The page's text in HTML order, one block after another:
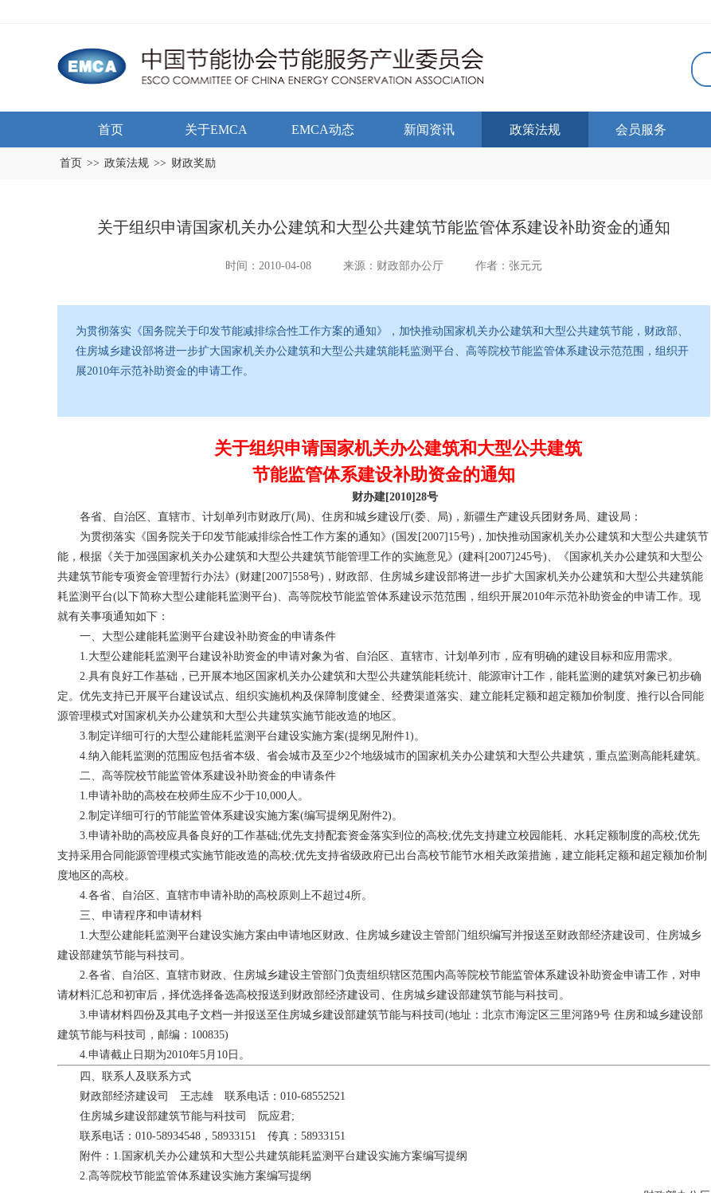
首页 关于EMCA EMCA动态 新闻资讯 政策法规 会员服务
首页 >> 政策法规 >> 财政奖励
关于组织申请国家机关办公建筑和大型公共建筑节能监管体系建设补助资金的通知
时间：2010-04-08 来源：财政部办公厅 作者：张元元
为贯彻落实《国务院关于印发节能减排综合性工作方案的通知》，加快推动国家机关办公建筑和大型公共建筑节能，财政部、
住房城乡建设部将进一步扩大国家机关办公建筑和大型公共建筑能耗监测平台、高等院校节能监管体系建设示范范围，组织开
展2010年示范补助资金的申请工作。
关于组织申请国家机关办公建筑和大型公共建筑
节能监管体系建设补助资金的通知
财办建[2010]28号
各省、自治区、直辖市、计划单列市财政厅(局)、住房和城乡建设厅(委、局)，新疆生产建设兵团财务局、建设局：
为贯彻落实《国务院关于印发节能减排综合性工作方案的通知》(国发[2007]15号)，加快推动国家机关办公建筑和大型公共建筑节
能，根据《关于加强国家机关办公建筑和大型公共建筑节能管理工作的实施意见》(建科[2007]245号)、《国家机关办公建筑和大型公
共建筑节能专项资金管理暂行办法》(财建[2007]558号)，财政部、住房城乡建设部将进一步扩大国家机关办公建筑和大型公共建筑能
耗监测平台(以下简称大型公建能耗监测平台)、高等院校节能监管体系建设示范范围，组织开展2010年示范补助资金的申请工作。现
就有关事项通知如下：
一、大型公建能耗监测平台建设补助资金的申请条件
1.大型公建能耗监测平台建设补助资金的申请对象为省、自治区、直辖市、计划单列市，应有明确的建设目标和应用需求。
2.具有良好工作基础，已开展本地区国家机关办公建筑和大型公共建筑能耗统计、能源审计工作，能耗监测的建筑对象已初步确
定。优先支持已开展平台建设试点、组织实施机构及保障制度健全、经费渠道落实、建立能耗定额和超定额加价制度、推行以合同能
源管理模式对国家机关办公建筑和大型公共建筑实施节能改造的地区。
3.制定详细可行的大型公建能耗监测平台建设实施方案(提纲见附件1)。
4.纳入能耗监测的范围应包括省本级、省会城市及至少2个地级城市的国家机关办公建筑和大型公共建筑，重点监测高能耗建筑。
二、高等院校节能监管体系建设补助资金的申请条件
1.申请补助的高校在校师生应不少于10,000人。
2.制定详细可行的节能监管体系建设实施方案(编写提纲见附件2)。
3.申请补助的高校应具备良好的工作基础;优先支持配套资金落实到位的高校;优先支持建立校园能耗、水耗定额制度的高校;优先
支持采用合同能源管理模式实施节能改造的高校;优先支持省级政府已出台高校节能节水相关政策措施，建立能耗定额和超定额加价制
度地区的高校。
4.各省、自治区、直辖市申请补助的高校原则上不超过4所。
三、申请程序和申请材料
1.大型公建能耗监测平台建设实施方案由申请地区财政、住房城乡建设主管部门组织编写并报送至财政部经济建设司、住房城乡
建设部建筑节能与科技司。
2.各省、自治区、直辖市财政、住房城乡建设主管部门负责组织辖区范围内高等院校节能监管体系建设补助资金申请工作，对申
请材料汇总和初审后，择优选择备选高校报送到财政部经济建设司、住房城乡建设部建筑节能与科技司。
3.申请材料四份及其电子文档一并报送至住房城乡建设部建筑节能与科技司(地址：北京市海淀区三里河路9号 住房和城乡建设部
建筑节能与科技司，邮编：100835)
4.申请截止日期为2010年5月10日。
四、联系人及联系方式
财政部经济建设司 王志雄 联系电话：010-68552521
住房城乡建设部建筑节能与科技司 阮应君;
联系电话：010-58934548，58933151 传真：58933151
附件：1.国家机关办公建筑和大型公共建筑能耗监测平台建设实施方案编写提纲
2.高等院校节能监管体系建设实施方案编写提纲